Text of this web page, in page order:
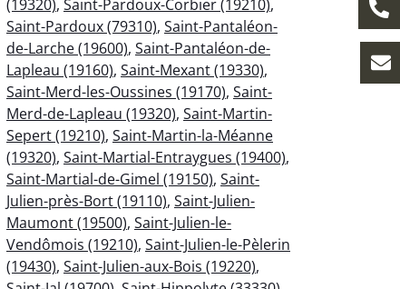
(19320), Saint-Pardoux-Corbier (19210),
Saint-Pardoux (79310), Saint-Pantaléon-
de-Larche (19600), Saint-Pantaléon-de-
Lapleau (19160), Saint-Mexant (19330),
Saint-Merd-les-Oussines (19170), Saint-
Merd-de-Lapleau (19320), Saint-Martin-
Sepert (19210), Saint-Martin-la-Méanne
(19320), Saint-Martial-Entraygues (19400),
Saint-Martial-de-Gimel (19150), Saint-
Julien-près-Bort (19110), Saint-Julien-
Maumont (19500), Saint-Julien-le-
Vendômois (19210), Saint-Julien-le-Pèlerin
(19430), Saint-Julien-aux-Bois (19220),